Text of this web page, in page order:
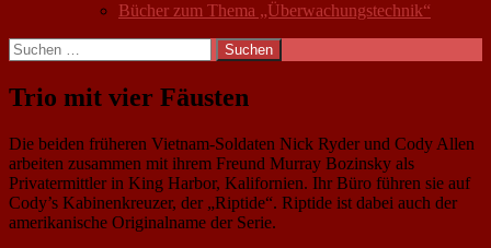
Bücher zum Thema „Überwachungstechnik“
Suchen
nach:
Trio mit vier Fäusten
Die beiden früheren Vietnam-Soldaten Nick Ryder und Cody Allen
arbeiten zusammen mit ihrem Freund Murray Bozinsky als
Privatermittler in King Harbor, Kalifornien. Ihr Büro führen sie auf
Cody’s Kabinenkreuzer, der „Riptide“. Riptide ist dabei auch der
amerikanische Originalname der Serie.